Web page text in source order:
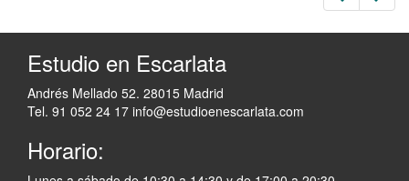
Estudio en Escarlata
Andrés Mellado 52. 28015 Madrid
Tel. 91 052 24 17 info@estudioenescarlata.com
Horario: